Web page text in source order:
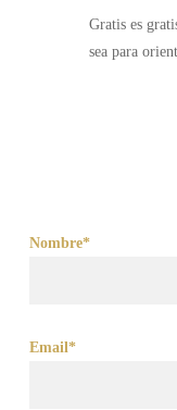
Gratis es
sea para
Nombre*
Email*